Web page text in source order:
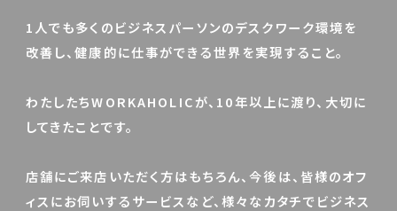
1人でも多くのビジネスパーソンのデスクワーク環境を
改善し、健康的に仕事ができる世界を実現すること。
わたしたちWORKAHOLICが、10年以上に渡り、大切に
してきたことです。
店舗にご来店いただく方はもちろん、今後は、皆様のオフ
ィスにお伺いするサービスなど、様々なカタチでビジネス